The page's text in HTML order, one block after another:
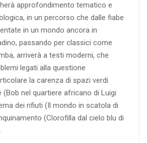
approfondimento tematico e
in un percorso che dalle fiabe
in un mondo ancora in
passando per classici come
arriverà a testi moderni, che
legati alla questione
la carenza di spazi verdi
(Bob nel quartiere africano di Luigi
dei rifiuti (Il mondo in scatola di
(Clorofilla dal cielo blu di